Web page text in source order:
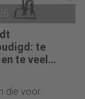
te
te veel
die voor